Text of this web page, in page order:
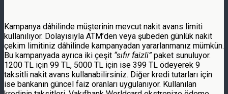
Kampanya dâhilinde müşterinin mevcut nakit avans limiti
kullanılıyor. Dolayısıyla ATM’den veya şubeden günlük nakit
çekim limitiniz dâhilinde kampanyadan yararlanmanız mümkün.
Bu kampanyada ayrıca iki çeşit “sıfır faizli”paket sunuluyor.
1200 TL için 99 TL, 5000 TL için ise 399 TL ödeyerek 9
taksitli nakit avans kullanabilirsiniz. Diğer kredi tutarları için
ise bankanın güncel faiz oranları uygulanıyor. Kullanılan